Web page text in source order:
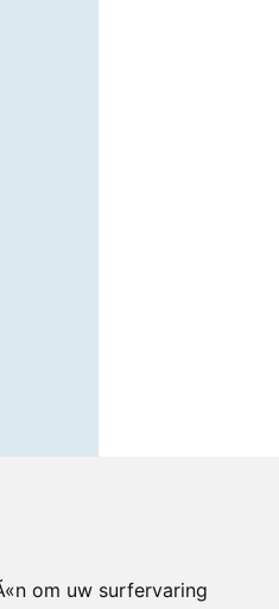
om uw surfervaring